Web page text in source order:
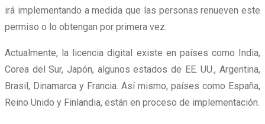
irá implementando a medida que las personas renueven este
permiso o lo obtengan por primera vez.
Actualmente, la licencia digital existe en países como India,
Corea del Sur, Japón, algunos estados de EE. UU., Argentina,
Brasil, Dinamarca y Francia. Así mismo, países como España,
Reino Unido y Finlandia, están en proceso de implementación.